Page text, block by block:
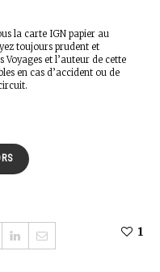
la carte IGN papier au
toujours prudent et
Voyages et l’auteur de cette
en cas d’accident ou de
1